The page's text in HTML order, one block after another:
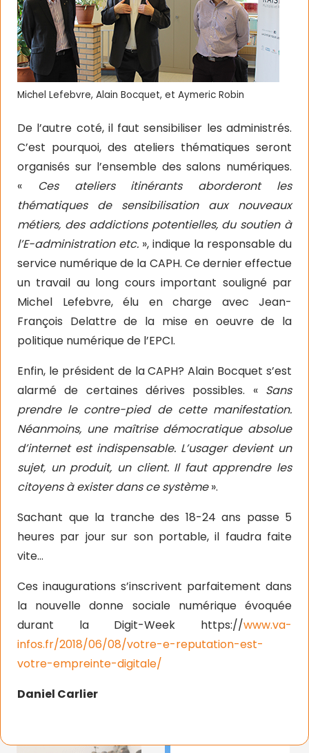
Michel Lefebvre, Alain Bocquet, et Aymeric Robin
De l’autre coté, il faut sensibiliser les administrés.
C’est pourquoi, des ateliers thématiques seront
organisés sur l’ensemble des salons numériques.
« Ces ateliers itinérants aborderont les
thématiques de sensibilisation aux nouveaux
métiers, des addictions potentielles, du soutien à
l’E-administration etc. », indique la responsable du
service numérique de la CAPH. Ce dernier effectue
un travail au long cours important souligné par
Michel Lefebvre, élu en charge avec Jean-
François Delattre de la mise en oeuvre de la
politique numérique de l’EPCI.
Enfin, le président de la CAPH? Alain Bocquet s’est
alarmé de certaines dérives possibles. «Sans
prendre le contre-pied de cette manifestation.
Néanmoins, une maîtrise démocratique absolue
d’internet est indispensable. L’usager devient un
sujet, un produit, un client. Il faut apprendre les
citoyens à exister dans ce système».
Sachant que la tranche des 18-24 ans passe 5
heures par jour sur son portable, il faudra faite
vite…
Ces inaugurations s’inscrivent parfaitement dans
la nouvelle donne sociale numérique évoquée
durant la Digit-Week https://www.va-
infos.fr/2018/06/08/votre-e-reputation-est-
votre-empreinte-digitale/
Daniel Carlier